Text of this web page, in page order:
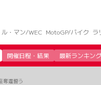
ル・マン/WEC MotoGP/バイク ラ
開催日程・結果 最新ランキング
奪還誓う